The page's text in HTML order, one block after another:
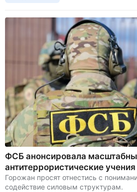
ФСБ анонсировала
антитеррористические
Горожан просят отнестись с
содействие силовым структурам.